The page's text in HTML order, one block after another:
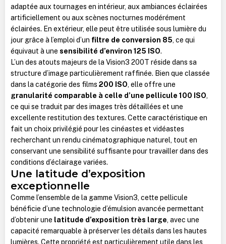
adaptée aux tournages en intérieur, aux ambiances éclairées
artificiellement ou aux scènes nocturnes modérément
éclairées. En extérieur, elle peut être utilisée sous lumière du
jour grâce à l’emploi d’un filtre de conversion 85, ce qui
équivaut à une sensibilité d’environ 125 ISO.
L’un des atouts majeurs de la Vision3 200T réside dans sa
structure d’image particulièrement raffinée. Bien que classée
dans la catégorie des films 200 ISO, elle offre une
granularité comparable à celle d’une pellicule 100 ISO,
ce qui se traduit par des images très détaillées et une
excellente restitution des textures. Cette caractéristique en
fait un choix privilégié pour les cinéastes et vidéastes
recherchant un rendu cinématographique naturel, tout en
conservant une sensibilité suffisante pour travailler dans des
conditions d’éclairage variées.
Une latitude d’exposition
exceptionnelle
Comme l’ensemble de la gamme Vision3, cette pellicule
bénéficie d’une technologie d’émulsion avancée permettant
d’obtenir une latitude d’exposition très large, avec une
capacité remarquable à préserver les détails dans les hautes
lumières. Cette propriété est particulièrement utile dans les